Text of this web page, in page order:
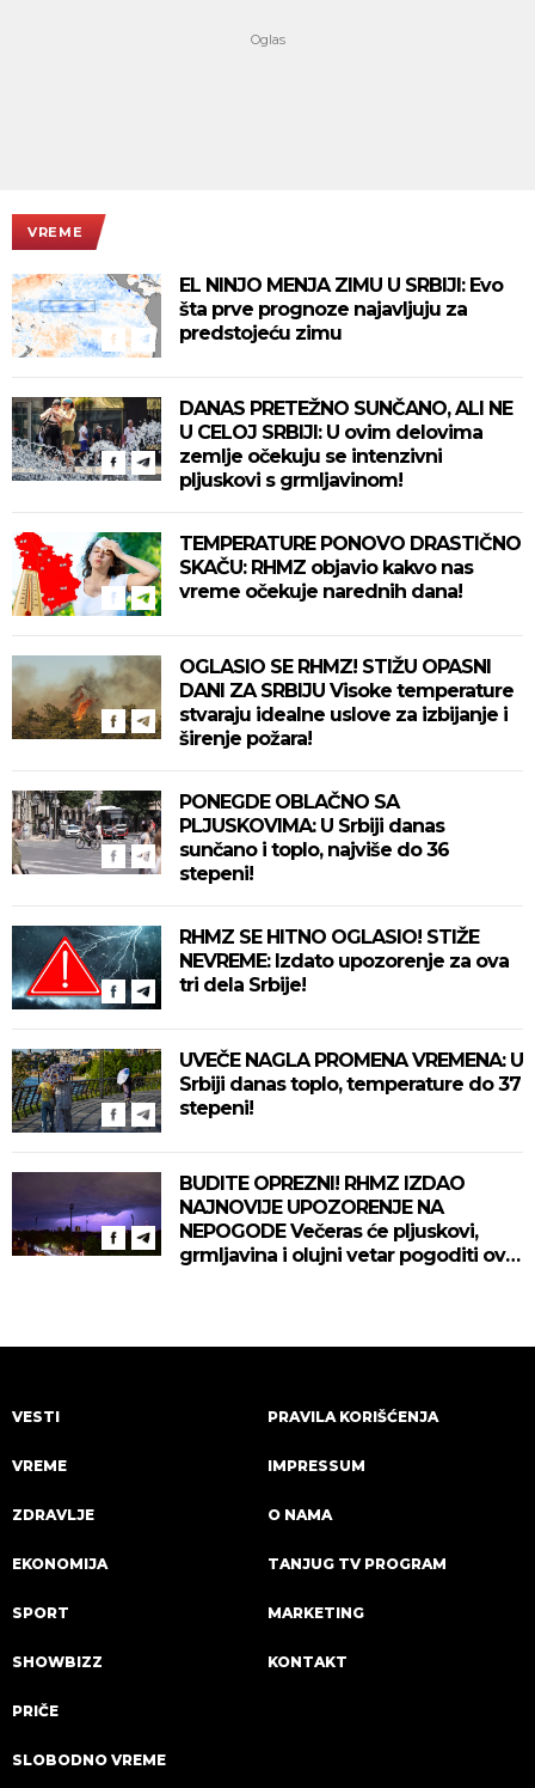
VREME
EL NINJO MENJA ZIMU U SRBIJI: Evo
šta prve prognoze najavljuju za
predstojeću zimu
DANAS PRETEŽNO SUNČANO, ALI NE
U CELOJ SRBIJI: U ovim delovima
zemlje očekuju se intenzivni
pljuskovi s grmljavinom!
TEMPERATURE PONOVO DRASTIČNO
SKAČU: RHMZ objavio kakvo nas
vreme očekuje narednih dana!
OGLASIO SE RHMZ! STIŽU OPASNI
DANI ZA SRBIJU Visoke temperature
stvaraju idealne uslove za izbijanje i
širenje požara!
PONEGDE OBLAČNO SA
PLJUSKOVIMA: U Srbiji danas
sunčano i toplo, najviše do 36
stepeni!
RHMZ SE HITNO OGLASIO! STIŽE
NEVREME: Izdato upozorenje za ova
tri dela Srbije!
UVEČE NAGLA PROMENA VREMENA: U
Srbiji danas toplo, temperature do 37
stepeni!
BUDITE OPREZNI! RHMZ IZDAO
NAJNOVIJE UPOZORENJE NA
NEPOGODE Večeras će pljuskovi,
grmljavina i olujni vetar pogoditi ove
VESTI
VREME
ZDRAVLJE
EKONOMIJA
SPORT
SHOWBIZZ
PRIČE
SLOBODNO VREME
PRAVILA KORIŠĆENJA
IMPRESSUM
O NAMA
TANJUG TV PROGRAM
MARKETING
KONTAKT